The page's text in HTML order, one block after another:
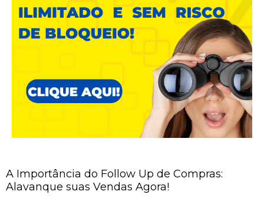
A Importância do Follow Up de Compras:
Alavanque suas Vendas Agora!